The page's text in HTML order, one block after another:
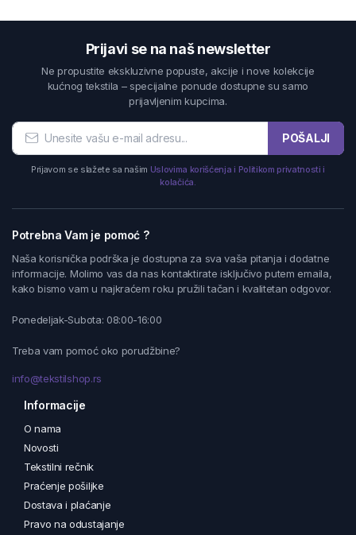
Prijavi se na naš newsletter
Ne propustite ekskluzivne popuste, akcije i nove kolekcije
kućnog tekstila – specijalne ponude dostupne su samo
prijavljenim kupcima.
POŠALJI
Prijavom se slažete sa našim Uslovima korišćenja i Politikom privatnosti i
kolačića.
Potrebna Vam je pomoć ?
Naša korisnička podrška je dostupna za sva vaša pitanja i dodatne
informacije. Molimo vas da nas kontaktirate isključivo putem emaila,
kako bismo vam u najkraćem roku pružili tačan i kvalitetan odgovor.
Ponedeljak-Subota: 08:00-16:00
Treba vam pomoć oko porudžbine?
info@tekstilshop.rs
Informacije
O nama
Novosti
Tekstilni rečnik
Praćenje pošiljke
Dostava i plaćanje
Pravo na odustajanje